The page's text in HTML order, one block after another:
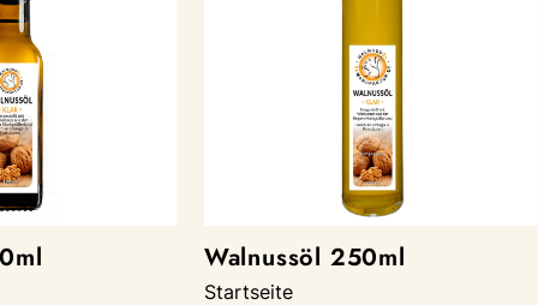
Walnussöl 250ml
Startseite